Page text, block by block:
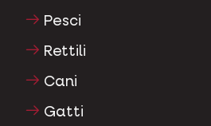
Pesci
Rettili
Cani
Gatti